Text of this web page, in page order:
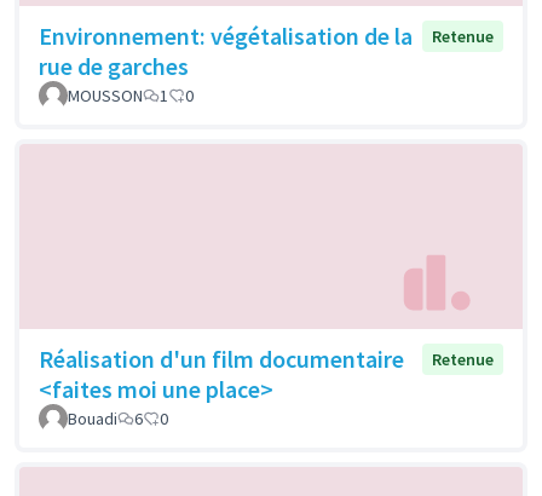
Environnement: végétalisation de la
rue de garches
Retenue
MOUSSON 1 0
Réalisation d'un film documentaire
<faites moi une place>
Retenue
Bouadi 6 0